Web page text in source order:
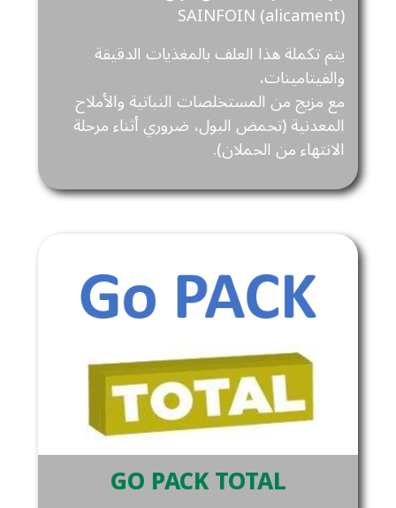
SAINFOIN (alicament)
يتم تكملة هذا العلف بالمغذيات الدقيقة
والفيتامينات،
مع مزيج من المستخلصات النباتية والأملاح
المعدنية (تحمض البول، ضروري أثناء مرحلة
الانتهاء من الحملان).
GO PACK TOTAL